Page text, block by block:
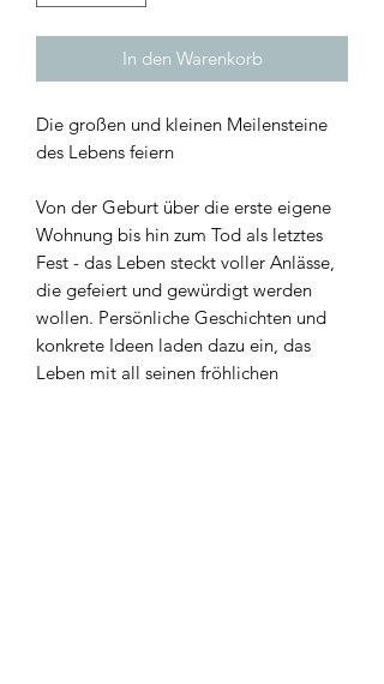
In den Warenkorb
Die großen und kleinen Meilensteine
des Lebens feiern
Von der Geburt über die erste eigene
Wohnung bis hin zum Tod als letztes
Fest - das Leben steckt voller Anlässe,
die gefeiert und gewürdigt werden
wollen. Persönliche Geschichten und
konkrete Ideen laden dazu ein, das
Leben mit all seinen fröhlichen